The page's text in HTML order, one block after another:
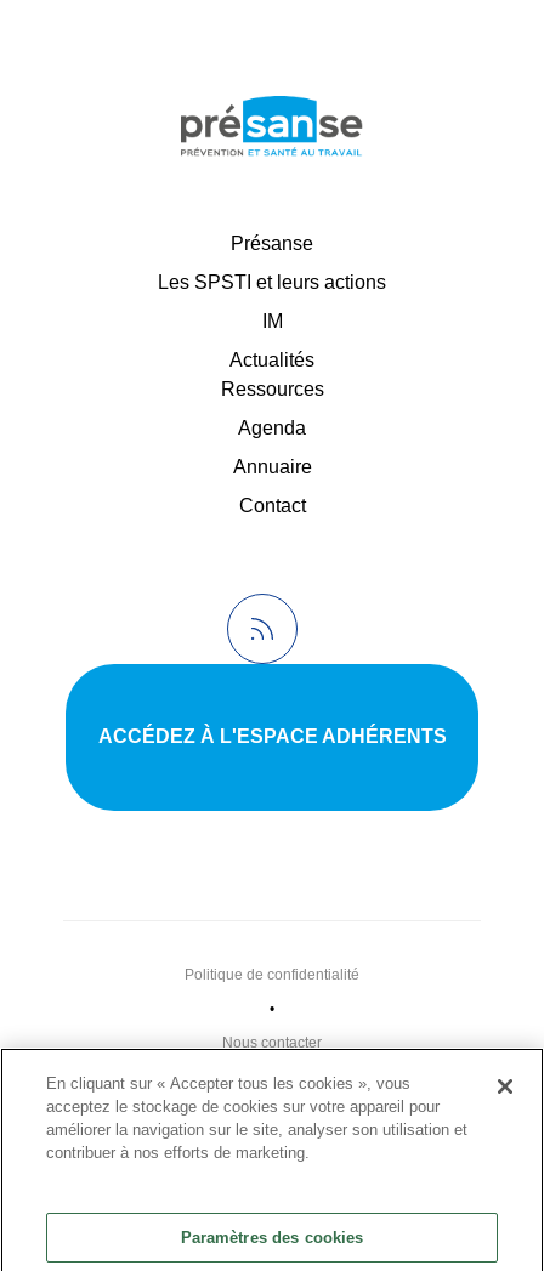
Présanse
Les SPSTI et leurs actions
IM
Actualités
Ressources
Agenda
Annuaire
Contact
ACCÉDEZ À L'ESPACE ADHÉRENTS
Liens utiles
Nous contacter
•
Politique de confidentialité
•
Paramètres des cookies
En cliquant sur « Accepter tous les cookies », vous
acceptez le stockage de cookies sur votre appareil pour
améliorer la navigation sur le site, analyser son utilisation et
contribuer à nos efforts de marketing.
Paramètres des cookies